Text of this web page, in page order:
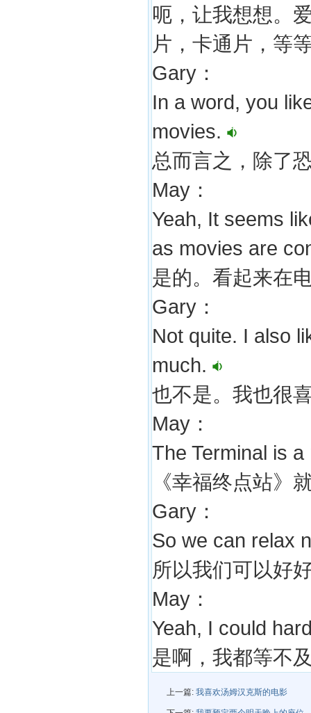
呃，让我想想。
片，卡通片，等
Gary：
In a word, you
movies.
总而言之，除了
May：
Yeah, It seems
as movies are
是的。看起来在
Gary：
Not quite. I also
much.
也不是。我也很
May：
The Terminal is
《幸福终点站》
Gary：
So we can relax
所以我们可以好
May：
Yeah, I could
是啊，我都等不
上一篇: 我喜欢汤姆汉克斯的电影